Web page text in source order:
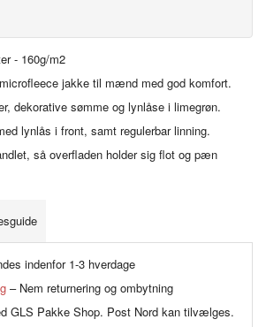
- 160g/m2
jakke til mænd med god komfort.
dekorative sømme og lynlåse i limegrøn.
lynlås i front, samt regulerbar linning.
så overfladen holder sig flot og pæn
indenfor 1-3 hverdage
– Nem returnering og ombytning
GLS Pakke Shop. Post Nord kan tilvælges.